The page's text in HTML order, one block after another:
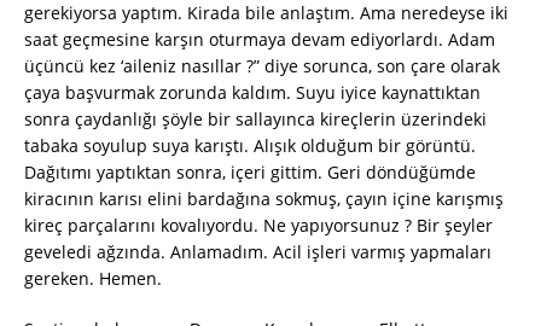
gerekiyorsa yaptım. Kirada bile anlaştım. Ama neredeyse iki
saat geçmesine karşın oturmaya devam ediyorlardı. Adam
üçüncü kez ‘aileniz nasıllar ?” diye sorunca, son çare olarak
çaya başvurmak zorunda kaldım. Suyu iyice kaynattıktan
sonra çaydanlığı şöyle bir sallayınca kireçlerin üzerindeki
tabaka soyulup suya karıştı. Alışık olduğum bir görüntü.
Dağıtımı yaptıktan sonra, içeri gittim. Geri döndüğümde
kiracının karısı elini bardağına sokmuş, çayın içine karışmış
kireç parçalarını kovalıyordu. Ne yapıyorsunuz ? Bir şeyler
geveledi ağzında. Anlamadım. Acil işleri varmış yapmaları
gereken. Hemen.